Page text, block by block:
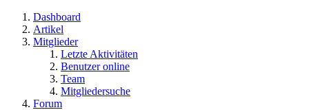
Dashboard
Artikel
Mitglieder
Letzte Aktivitäten
Benutzer online
Team
Mitgliedersuche
Forum